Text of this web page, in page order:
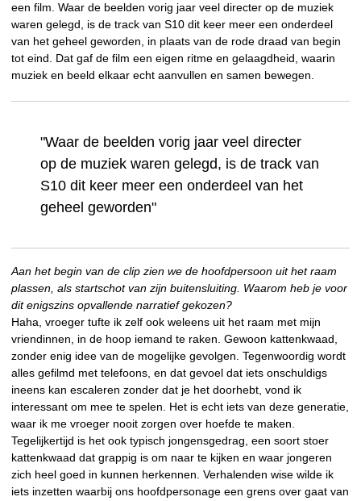
een film. Waar de beelden vorig jaar veel directer op de muziek
waren gelegd, is de track van S10 dit keer meer een onderdeel
van het geheel geworden, in plaats van de rode draad van begin
tot eind. Dat gaf de film een eigen ritme en gelaagdheid, waarin
muziek en beeld elkaar echt aanvullen en samen bewegen.
"Waar de beelden vorig jaar veel directer
op de muziek waren gelegd, is de track van
S10 dit keer meer een onderdeel van het
geheel geworden"
Aan het begin van de clip zien we de hoofdpersoon uit het raam
plassen, als startschot van zijn buitensluiting. Waarom heb je voor
dit enigszins opvallende narratief gekozen?
Haha, vroeger tufte ik zelf ook weleens uit het raam met mijn
vriendinnen, in de hoop iemand te raken. Gewoon kattenkwaad,
zonder enig idee van de mogelijke gevolgen. Tegenwoordig wordt
alles gefilmd met telefoons, en dat gevoel dat iets onschuldigs
ineens kan escaleren zonder dat je het doorhebt, vond ik
interessant om mee te spelen. Het is echt iets van deze generatie,
waar ik me vroeger nooit zorgen over hoefde te maken.
Tegelijkertijd is het ook typisch jongensgedrag, een soort stoer
kattenkwaad dat grappig is om naar te kijken en waar jongeren
zich heel goed in kunnen herkennen. Verhalenden wise wilde ik
iets inzetten waarbij ons hoofdpersonage een grens over gaat van